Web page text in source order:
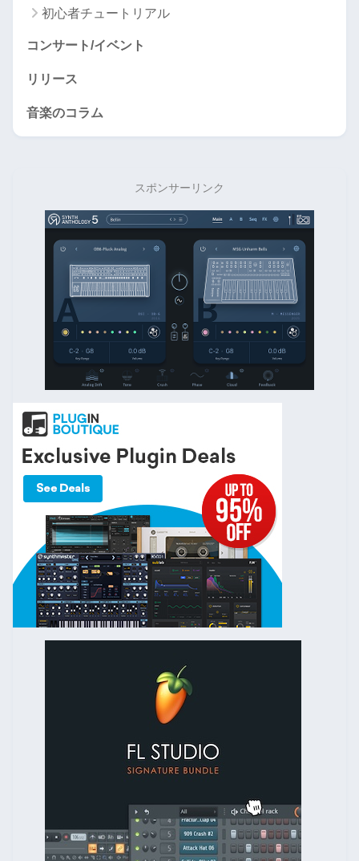
初心者チュートリアル
コンサート/イベント
リリース
音楽のコラム
スポンサーリンク